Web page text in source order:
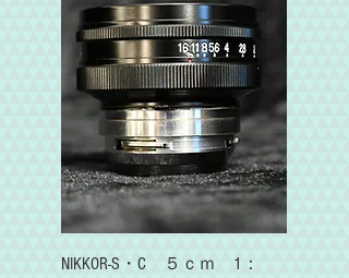
NIKKOR-S・C ５ｃｍ 1：